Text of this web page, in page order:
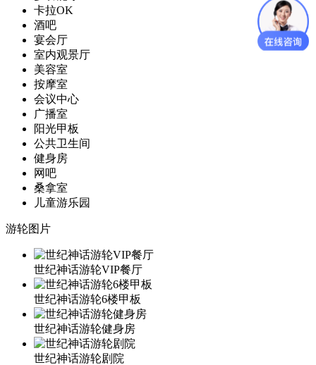
卡拉OK
酒吧
宴会厅
室内观景厅
美容室
按摩室
会议中心
广播室
阳光甲板
公共卫生间
健身房
网吧
桑拿室
儿童游乐园
游轮图片
世纪神话游轮VIP餐厅
世纪神话游轮6楼甲板
世纪神话游轮健身房
世纪神话游轮剧院